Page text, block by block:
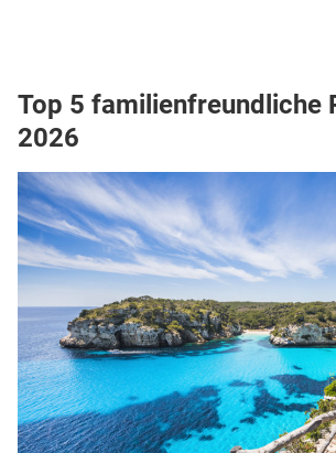
Top 5 familienfreundliche
2026